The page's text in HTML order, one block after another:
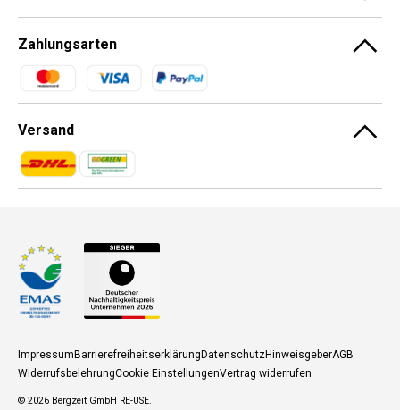
Zahlungsarten
Zahlungsmethoden
Versand
Zahlungsmethoden
Zahlungsmethoden
ImpressumBarrierefreiheitserklärungDatenschutzHinweisgeberAGB
WiderrufsbelehrungCookie EinstellungenVertrag widerrufen
© 2026 Bergzeit GmbH RE-USE.